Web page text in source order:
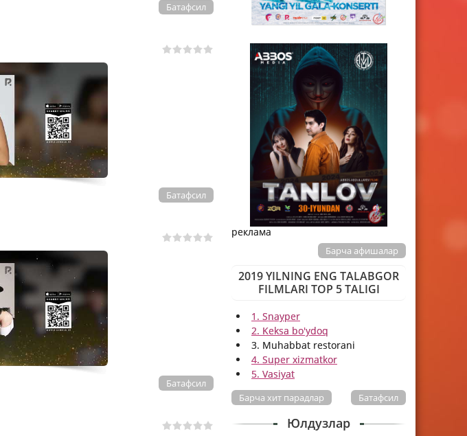
Батафсил
Батафсил
Батафсил
реклама
Барча афишалар
2019 YILNING ENG TALABGOR
FILMLARI TOP 5 TALIGI
1. Snayper
2. Keksa bo'ydoq
3. Muhabbat restorani
4. Super xizmatkor
5. Vasiyat
Батафсил
Барча хит парадлар
Юлдузлар